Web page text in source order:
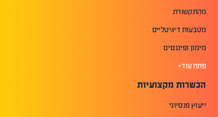
מהתקשורת
מטבעות דיגיטליים
מימון ופיננסים
פתח עוד+
הכשרות מקצועיות
ייעוץ פנסיוני